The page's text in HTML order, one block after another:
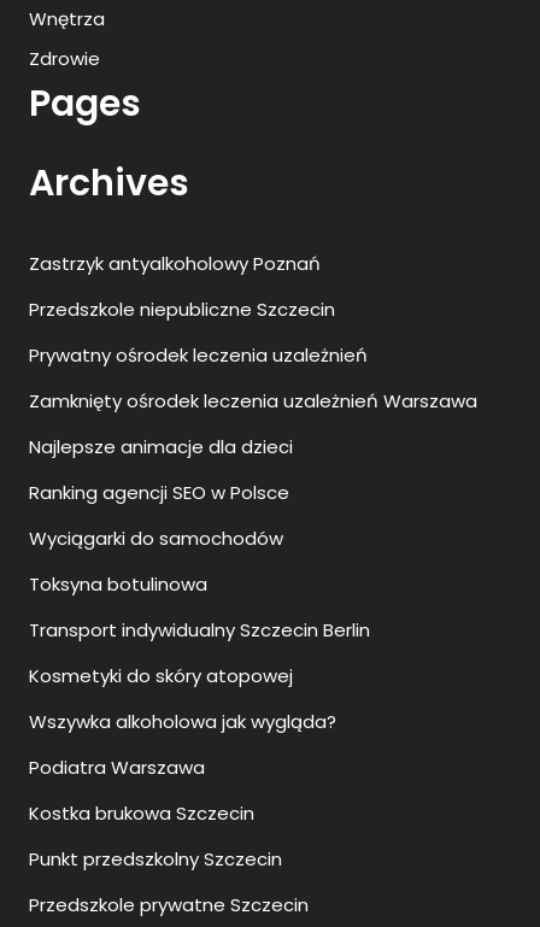
Wnętrza
Zdrowie
Pages
Archives
Zastrzyk antyalkoholowy Poznań
Przedszkole niepubliczne Szczecin
Prywatny ośrodek leczenia uzależnień
Zamknięty ośrodek leczenia uzależnień Warszawa
Najlepsze animacje dla dzieci
Ranking agencji SEO w Polsce
Wyciągarki do samochodów
Toksyna botulinowa
Transport indywidualny Szczecin Berlin
Kosmetyki do skóry atopowej
Wszywka alkoholowa jak wygląda?
Podiatra Warszawa
Kostka brukowa Szczecin
Punkt przedszkolny Szczecin
Przedszkole prywatne Szczecin